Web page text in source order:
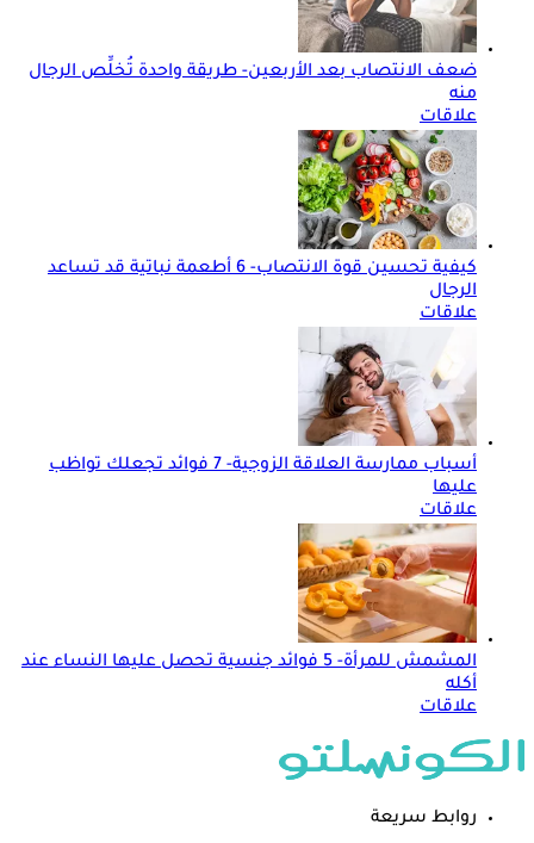
ضعف الانتصاب بعد الأربعين- طريقة واحدة تُخلِّص الرجال
منه
علاقات
كيفية تحسين قوة الانتصاب- 6 أطعمة نباتية قد تساعد
الرجال
علاقات
أسباب ممارسة العلاقة الزوجية- 7 فوائد تجعلك تواظب
عليها
علاقات
المشمش للمرأة- 5 فوائد جنسية تحصل عليها النساء عند
أكله
علاقات
روابط سريعة